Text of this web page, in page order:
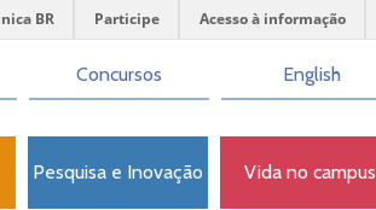
BR Participe Acesso à informação
Concursos English
Pesquisa e Inovação Vida no campus